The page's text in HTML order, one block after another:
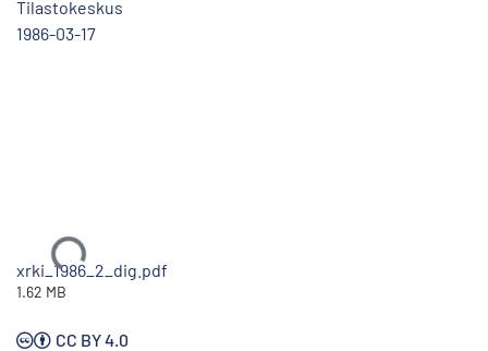
Tilastokeskus
1986-03-17
Ladataan...
xrki_1986_2_dig.pdf
1.62 MB
CC BY 4.0